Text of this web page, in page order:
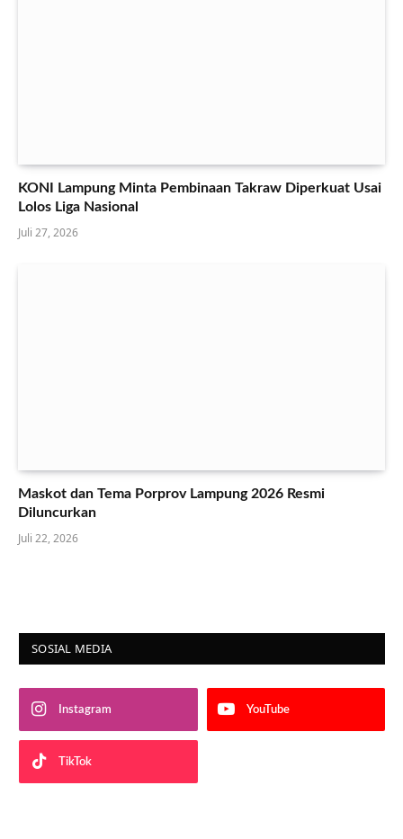
KONI Lampung Minta Pembinaan Takraw Diperkuat Usai
Lolos Liga Nasional
Juli 27, 2026
Maskot dan Tema Porprov Lampung 2026 Resmi
Diluncurkan
Juli 22, 2026
SOSIAL MEDIA
Instagram YouTube
TikTok